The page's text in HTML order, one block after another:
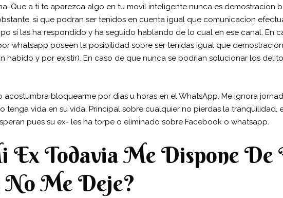
Que a ti te aparezca algo en tu movil inteligente nunca es demostracion
si que podran ser tenidos en cuenta igual que comunicacion
si las ha respondido y ha seguido hablando de lo cual en ese canal. En
whatsapp poseen la posibilidad sobre ser tenidas igual que
habido y por existir). En caso de que nunca se podrian solucionar los
bloquearme por dias u horas en el WhatsApp. Me ignora
vida en su vida. Principal sobre cualquier no pierdas la tranquilidad,
pues su ex- les ha torpe o eliminado sobre Facebook o whatsapp.
Ex Todavia Me Dispone De
Me Deje?